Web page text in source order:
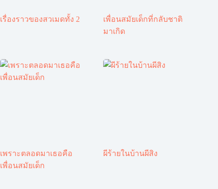
เรื่องราวของสวเมดทั้ง 2
เพื่อนสมัยเด็กที่กลับชาติ
มาเกิด
เพราะตลอดมาเธอคือ
เพื่อนสมัยเด็ก
ผีร้ายในบ้านผีสิง